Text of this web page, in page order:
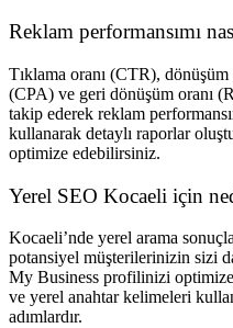
Reklam performansımı
Tıklama oranı (CTR),
(CPA) ve geri dönüşüm oranı
takip ederek reklam
kullanarak detaylı raporlar
optimize edebilirsiniz.
Yerel SEO Kocaeli için
Kocaeli’nde yerel arama
potansiyel müşterilerinizin sizi
My Business profilinizi
ve yerel anahtar kelimeleri
adımlardır.